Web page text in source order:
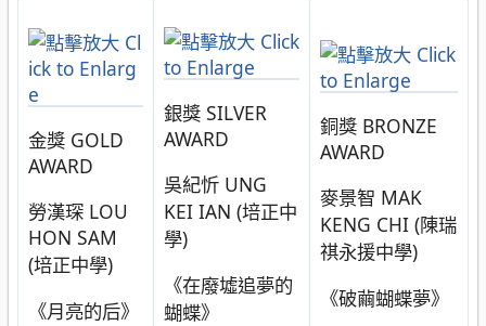
金獎 GOLD
AWARD
勞漢琛 LOU
HON SAM
(培正中學)
《月亮的后》
銀獎 SILVER
AWARD
吳紀忻 UNG
KEI IAN (培正中
學)
《在廢墟追夢的
蝴蝶》
銅獎 BRONZE
AWARD
麥景智 MAK
KENG CHI (陳瑞
祺永援中學)
《破繭蝴蝶夢》